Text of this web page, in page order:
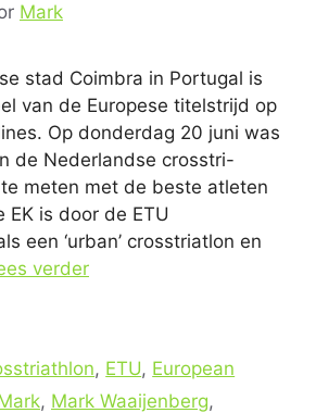
Mark
stad Coimbra in Portugal is
van de Europese titelstrijd op
Op donderdag 20 juni was
de Nederlandse crosstri-
meten met de beste atleten
EK is door de ETU
een ‘urban’ crosstriatlon en
verder
, ETU, European
, Mark Waaijenberg,